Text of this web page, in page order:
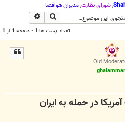
,شوراي نظارت,مديران هوافضا
جستجو
تعداد پست ها:1 • صفحه 1 از 1
Old
در حمله به ايران